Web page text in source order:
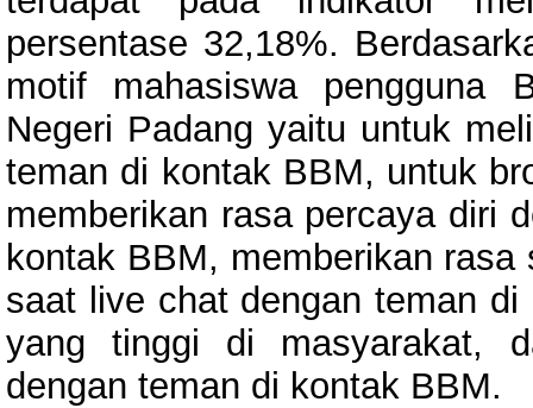
persentase 32,18%.
motif mahasiswa pengguna
Negeri Padang yaitu untuk
teman di kontak BBM, untuk
memberikan rasa percaya diri
kontak BBM, memberikan
saat live chat dengan teman
yang tinggi di masyarakat,
dengan teman di kontak BBM.